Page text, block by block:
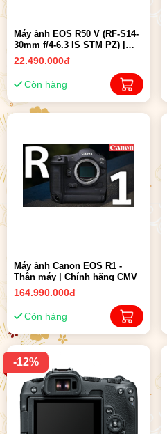
Máy ảnh EOS R50 V (RF-S14-
30mm f/4-6.3 IS STM PZ) |
Chính hãng CMV
22.490.000đ
Còn hàng
Máy ảnh Canon EOS R1 -
Thân máy | Chính hãng CMV
164.990.000đ
Còn hàng
-12%